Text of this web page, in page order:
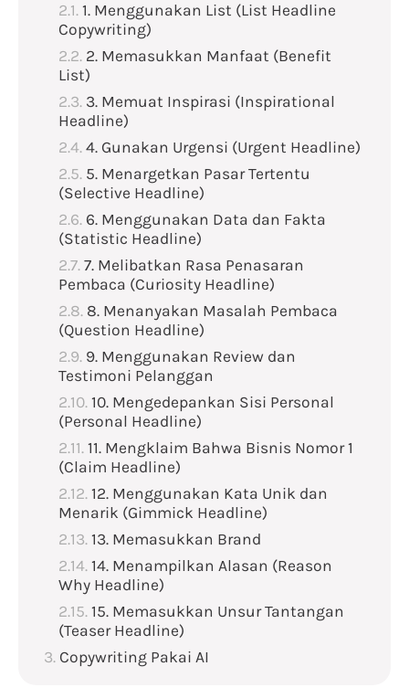
1. Menggunakan List (List Headline
Copywriting)
2. Memasukkan Manfaat (Benefit
List)
3. Memuat Inspirasi (Inspirational
Headline)
4. Gunakan Urgensi (Urgent Headline)
5. Menargetkan Pasar Tertentu
(Selective Headline)
6. Menggunakan Data dan Fakta
(Statistic Headline)
7. Melibatkan Rasa Penasaran
Pembaca (Curiosity Headline)
8. Menanyakan Masalah Pembaca
(Question Headline)
9. Menggunakan Review dan
Testimoni Pelanggan
10. Mengedepankan Sisi Personal
(Personal Headline)
11. Mengklaim Bahwa Bisnis Nomor 1
(Claim Headline)
12. Menggunakan Kata Unik dan
Menarik (Gimmick Headline)
13. Memasukkan Brand
14. Menampilkan Alasan (Reason
Why Headline)
15. Memasukkan Unsur Tantangan
(Teaser Headline)
Copywriting Pakai AI